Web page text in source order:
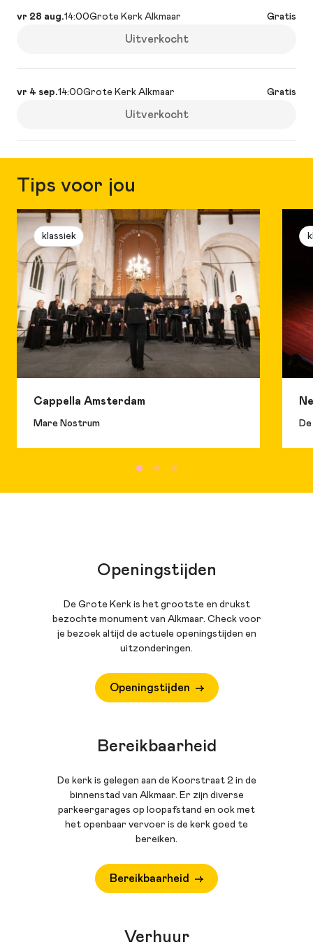
vr 28 aug.14:00Grote Kerk Alkmaar Gratis
Uitverkocht
vr 4 sep.14:00Grote Kerk Alkmaar Gratis
Uitverkocht
Tips voor jou
klassiek
Cappella Amsterdam
Mare Nostrum
Openingstijden
De Grote Kerk is het grootste en drukst
bezochte monument van Alkmaar. Check voor
je bezoek altijd de actuele openingstijden en
uitzonderingen.
Openingstijden
Bereikbaarheid
De kerk is gelegen aan de Koorstraat 2 in de
binnenstad van Alkmaar. Er zijn diverse
parkeergarages op loopafstand en ook met
het openbaar vervoer is de kerk goed te
bereiken.
Bereikbaarheid
Verhuur